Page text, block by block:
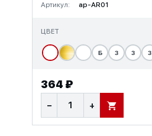
Артикул:
ap-AR01
ЦВЕТ
Б З З З
364 ₽
− + В КОРЗИНУ